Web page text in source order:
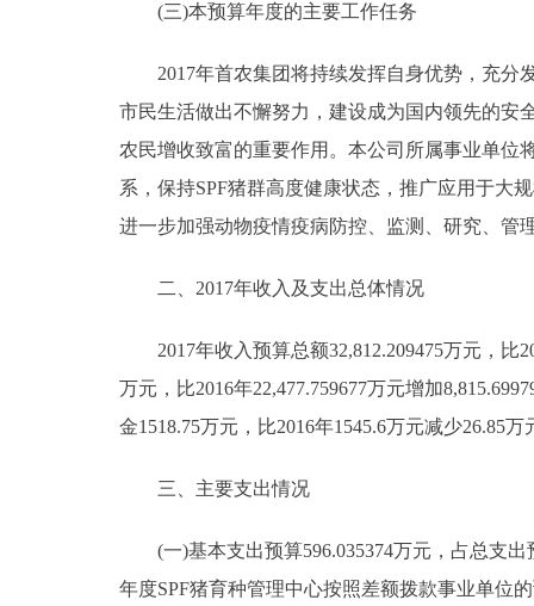
12345网上接诉即办
走进北京
绿色北京
ENGLISH
ESPAÑOL
(三)本预算年度的主要工作任务
2017年首农集团将持续发挥自身优势，充分
市民生活做出不懈努力，建设成为国内领先的安
农民增收致富的重要作用。本公司所属事业单位
系，保持SPF猪群高度健康状态，推广应用于大
进一步加强动物疫情疫病防控、监测、研究、管
二、2017年收入及支出总体情况
2017年收入预算总额32,812.209475万元，比
万元，比2016年22,477.759677万元增加
金1518.75万元，比2016年1545.6万元减少26.85万
三、主要支出情况
(一)基本支出预算596.035374万元，占总支出
年度SPF猪育种管理中心按照差额拨款事业单位